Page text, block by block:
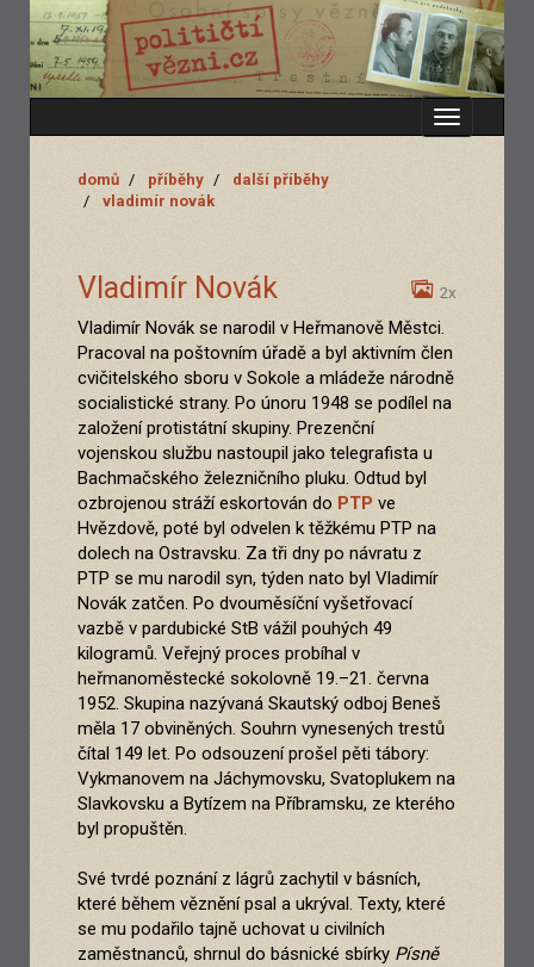
Zobrazit
domů příběhy
další příběhy
vladimír novák
Vladimír Novák 2x
Vladimír Novák se narodil v Heřmanově Městci.
Pracoval na poštovním úřadě a byl aktivním člen
cvičitelského sboru v Sokole a mládeže národně
socialistické strany. Po únoru 1948 se podílel na
založení protistátní skupiny. Prezenční
vojenskou službu nastoupil jako telegrafista u
Bachmačského železničního pluku. Odtud byl
ozbrojenou stráží eskortován do PTP ve
Hvězdově, poté byl odvelen k těžkému PTP na
dolech na Ostravsku. Za tři dny po návratu z
PTP se mu narodil syn, týden nato byl Vladimír
Novák zatčen. Po dvouměsíční vyšetřovací
vazbě v pardubické StB vážil pouhých 49
kilogramů. Veřejný proces probíhal v
heřmanoměstecké sokolovně 19.–21. června
1952. Skupina nazývaná Skautský odboj Beneš
měla 17 obviněných. Souhrn vynesených trestů
čítal 149 let. Po odsouzení prošel pěti tábory:
Vykmanovem na Jáchymovsku, Svatoplukem na
Slavkovsku a Bytízem na Příbramsku, ze kterého
byl propuštěn.
Své tvrdé poznání z lágrů zachytil v básních,
které během věznění psal a ukrýval. Texty, které
se mu podařilo tajně uchovat u civilních
zaměstnanců, shrnul do básnické sbírky Písně